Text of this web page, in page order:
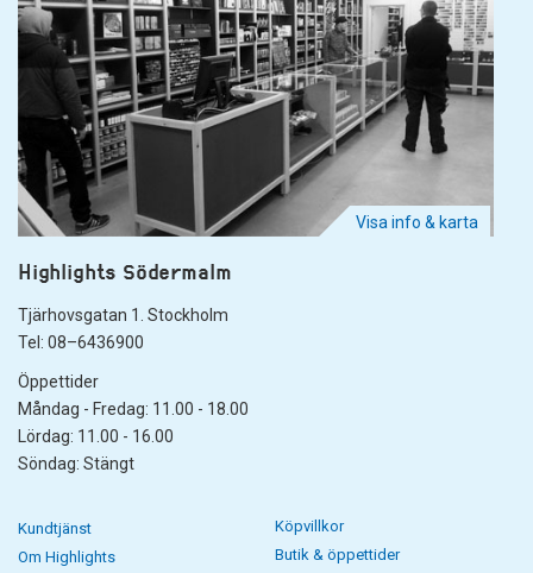
Visa info & karta
Highlights Södermalm
Tjärhovsgatan 1. Stockholm
Tel: 08–6436900
Öppettider
Måndag - Fredag: 11.00 - 18.00
Lördag: 11.00 - 16.00
Söndag: Stängt
Kundtjänst
Om Highlights
Köpvillkor
Butik & öppettider